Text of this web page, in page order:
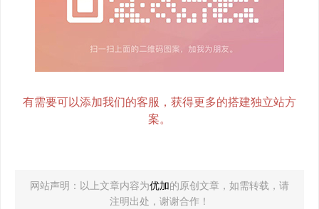
有需要可以添加我们的客服，获得更多的搭建独立站方
案。
网站声明：以上文章内容为优加的原创文章，如需转载，请
注明出处，谢谢合作！